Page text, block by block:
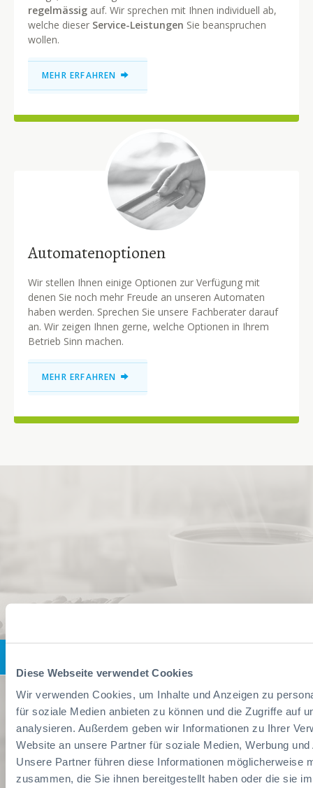
Diese Webseite verwendet Cookies
Wir verwenden Cookies, um Inhalte und Anzeigen zu
für soziale Medien anbieten zu können und die Zugriffe auf
analysieren. Außerdem geben wir Informationen zu Ihrer
Website an unsere Partner für soziale Medien, Werbung
Unsere Partner führen diese Informationen möglicherweise
zusammen, die Sie ihnen bereitgestellt haben oder die sie
regelmässig auf. Wir sprechen mit Ihnen individuell ab,
welche dieser Service-Leistungen Sie beanspruchen
wollen.
MEHR ERFAHREN
Automatenoptionen
Wir stellen Ihnen einige Optionen zur Verfügung mit
denen Sie noch mehr Freude an unseren Automaten
haben werden. Sprechen Sie unsere Fachberater darauf
an. Wir zeigen Ihnen gerne, welche Optionen in Ihrem
Betrieb Sinn machen.
MEHR ERFAHREN